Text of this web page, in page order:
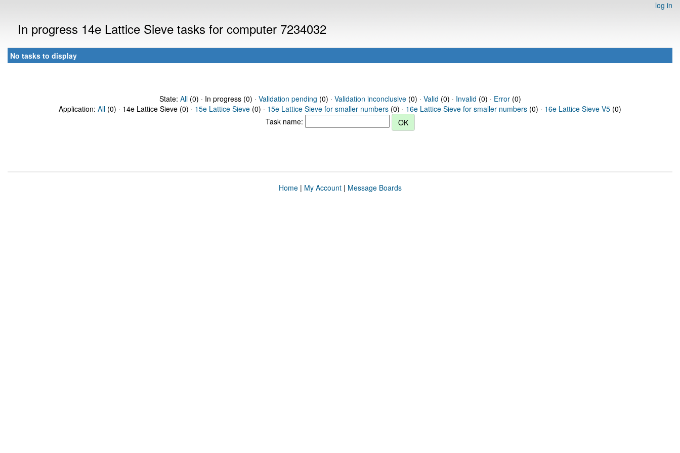
log in
In progress 14e Lattice Sieve tasks for computer 7234032
No tasks to display
State: All(0) · In progress (0) · Validation pending (0) · Validation inconclusive(0) · Valid (0) · Invalid (0) · Error(0)
Application: All (0) · 14e Lattice Sieve (0) · 15e Lattice Sieve (0) · 15e Lattice Sieve for smaller numbers (0) · 16e Lattice Sieve for smaller numbers (0) · 16e Lattice Sieve V5 (0)
Task name:
Home| My Account| Message Boards